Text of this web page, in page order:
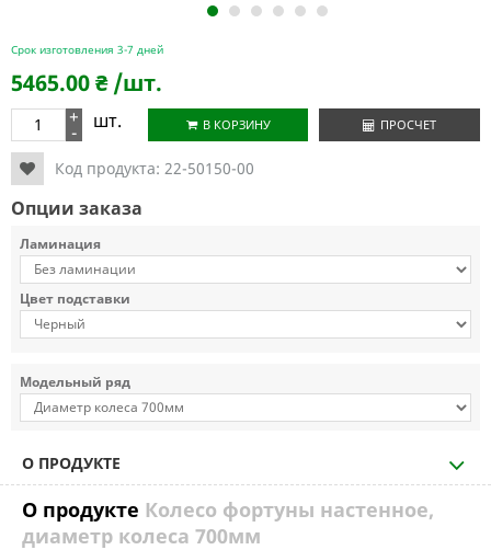
1 2 3 4 5 6
Срок изготовления 3-7 дней
5465.00₴ /шт.
+
- шт. В КОРЗИНУ ПРОСЧЕТ
Код продукта: 22-50150-00
Опции заказа
Ламинация
Цвет подставки
Модельный ряд
О ПРОДУКТЕ
О продукте Колесо фортуны настенное,
диаметр колеса 700мм